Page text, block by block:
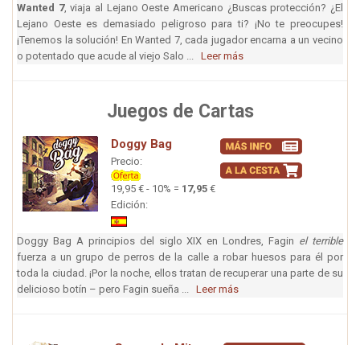
Wanted 7, viaja al Lejano Oeste Americano ¿Buscas protección? ¿El
Lejano Oeste es demasiado peligroso para ti? ¡No te preocupes!
¡Tenemos la solución! En Wanted 7, cada jugador encarna a un vecino
o potentado que acude al viejo Salo ... Leer más
Juegos de Cartas
Doggy Bag
Precio:
19,95 € - 10% = 17,95 €
Edición:
Doggy Bag A principios del siglo XIX en Londres, Fagin el terrible
fuerza a un grupo de perros de la calle a robar huesos para él por
toda la ciudad. ¡Por la noche, ellos tratan de recuperar una parte de su
delicioso botín – pero Fagin sueña ... Leer más